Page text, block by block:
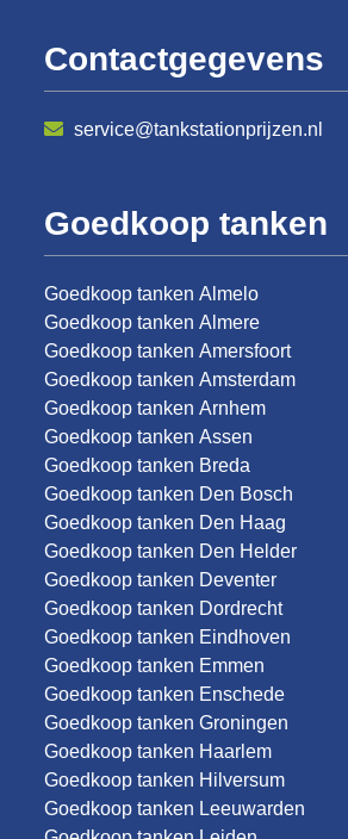
Contactgegevens
service@tankstationprijzen.nl
Goedkoop tanken
Goedkoop tanken Almelo
Goedkoop tanken Almere
Goedkoop tanken Amersfoort
Goedkoop tanken Amsterdam
Goedkoop tanken Arnhem
Goedkoop tanken Assen
Goedkoop tanken Breda
Goedkoop tanken Den Bosch
Goedkoop tanken Den Haag
Goedkoop tanken Den Helder
Goedkoop tanken Deventer
Goedkoop tanken Dordrecht
Goedkoop tanken Eindhoven
Goedkoop tanken Emmen
Goedkoop tanken Enschede
Goedkoop tanken Groningen
Goedkoop tanken Haarlem
Goedkoop tanken Hilversum
Goedkoop tanken Leeuwarden